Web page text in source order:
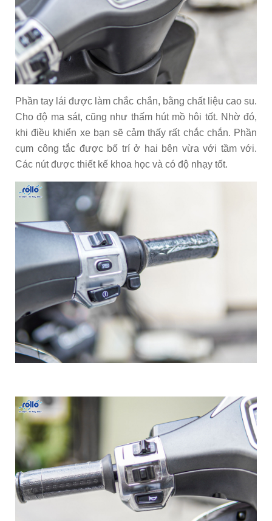
Phần tay lái được làm chắc chắn, bằng chất liệu cao su.
Cho độ ma sát, cũng như thấm hút mồ hôi tốt. Nhờ đó,
khi điều khiển xe bạn sẽ cảm thấy rất chắc chắn. Phần
cụm công tắc được bố trí ở hai bên vừa với tầm với.
Các nút được thiết kế khoa học và có độ nhạy tốt.